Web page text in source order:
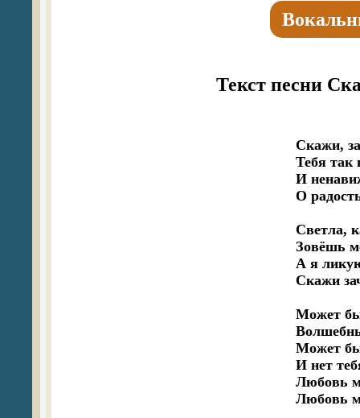
Текст песни
Скажи,
Тебя
И
О
Светла,
Зовёшь
А я
Скажи
Может
Может
И нет
Любовь
Любовь